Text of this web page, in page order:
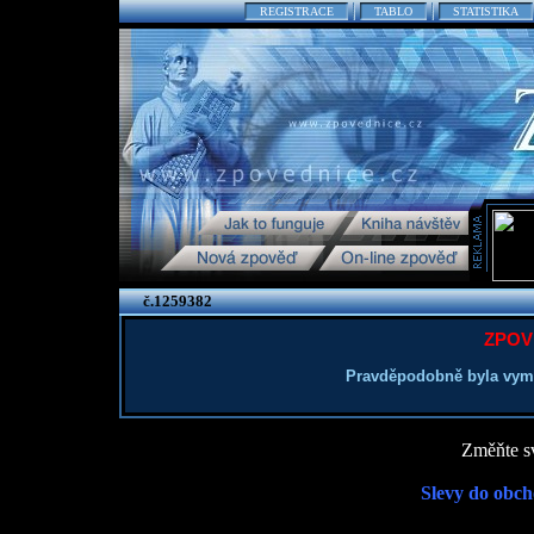
REGISTRACE TABLO STATISTIKA
č.1259382
Pravděpodobně byla
Změňte
Slevy do